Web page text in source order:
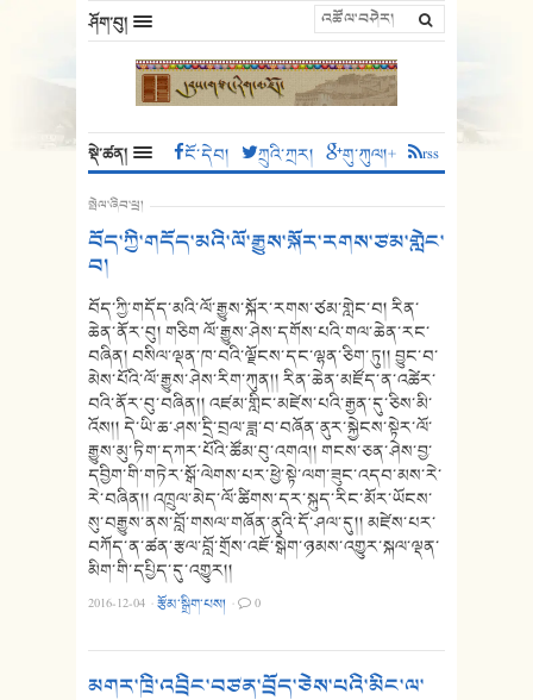
ཤོག་བུ།
སྡེ་ཚན། ངོ་དེབ། ཀྲུའི་ཀྲར། གུ་ཀུལ།+ rss
སྤེལ་ཞིབ་ཕྲ།
བོད་ཀྱི་གདོད་མའི་ལོ་རྒྱུས་སྐོར་རགས་ཙམ་གླེང་
བ།
བོད་ཀྱི་གདོད་མའི་ལོ་རྒྱུས་སྐོར་རགས་ཙམ་གླེང་བ། རིན་
ཆེན་ནོར་བུ། གཅིག ལོ་རྒྱུས་ཤེས་དགོས་པའི་གལ་ཆེན་རང་
བཞིན། བསིལ་ལྡན་ཁ་བའི་ལྗོངས་དང་ལྷན་ཅིག་ཏུ།། བྱུང་བ་
མེས་པོའི་ལོ་རྒྱུས་ཤེས་རིག་ཀུན།། རིན་ཆེན་མཛོད་ན་འཚེར་
བའི་ནོར་བུ་བཞིན།། འཛམ་གླིང་མཛེས་པའི་རྒྱན་དུ་ཅིས་མི་
འོས།། དེ་ཡི་ཆ་ཤས་དྲི་བྲལ་ཟླ་བ་བཞོན་ནུར་སྐྱེངས་སྟེར་ལོ་
རྒྱུས་མུ་ཏིག་དཀར་པོའི་ཚོམ་བུ་འགའ།། གངས་ཅན་ཤེས་བྱ་
དབྱིག་གི་གཏེར་སྒོ་ལེགས་པར་ཕྱེ་སྟེ་ལག་ཟུང་འདབ་མས་རེ་
རེ་བཞིན།། འཁྲུལ་མེད་ལོ་ཚིགས་དར་སྐུད་རིང་མོར་ཡོངས་
སུ་བརྒྱུས་ནས་བློ་གསལ་གཞོན་ནུའི་དོ་ཤལ་དུ།། མཛེས་པར་
བཀོད་ན་ཚན་རྩལ་བློ་གྲོས་འཇོ་སྒེག་ཉམས་འགྱུར་སྐལ་ལྡན་
མིག་གི་དཔྱིད་དུ་འགྱུར།།
2016-12-04 ·རྩོམ་སྒྲིག་པས། · 0
མགར་ཁྲི་འབྲིང་བཙན་བྲོད་ཅེས་པའི་མིང་ལ་